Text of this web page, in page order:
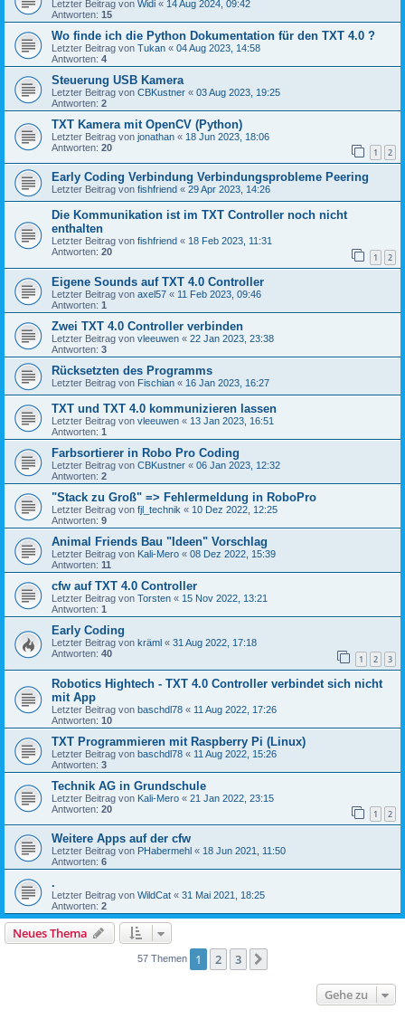
Letzter Beitrag von Widi « 14 Aug 2024, 09:42
Antworten: 15
Wo finde ich die Python Dokumentation für den TXT 4.0 ?
Letzter Beitrag von Tukan « 04 Aug 2023, 14:58
Antworten: 4
Steuerung USB Kamera
Letzter Beitrag von CBKustner « 03 Aug 2023, 19:25
Antworten: 2
TXT Kamera mit OpenCV (Python)
Letzter Beitrag von jonathan « 18 Jun 2023, 18:06
Antworten: 20 1 2
Early Coding Verbindung Verbindungsprobleme Peering
Letzter Beitrag von fishfriend « 29 Apr 2023, 14:26
Die Kommunikation ist im TXT Controller noch nicht
enthalten
Letzter Beitrag von fishfriend « 18 Feb 2023, 11:31
Antworten: 20 1 2
Eigene Sounds auf TXT 4.0 Controller
Letzter Beitrag von axel57 « 11 Feb 2023, 09:46
Antworten: 1
Zwei TXT 4.0 Controller verbinden
Letzter Beitrag von vleeuwen « 22 Jan 2023, 23:38
Antworten: 3
Rücksetzten des Programms
Letzter Beitrag von Fischian « 16 Jan 2023, 16:27
TXT und TXT 4.0 kommunizieren lassen
Letzter Beitrag von vleeuwen « 13 Jan 2023, 16:51
Antworten: 1
Farbsortierer in Robo Pro Coding
Letzter Beitrag von CBKustner « 06 Jan 2023, 12:32
Antworten: 2
"Stack zu Groß" => Fehlermeldung in RoboPro
Letzter Beitrag von fjl_technik « 10 Dez 2022, 12:25
Antworten: 9
Animal Friends Bau "Ideen" Vorschlag
Letzter Beitrag von Kali-Mero « 08 Dez 2022, 15:39
Antworten: 11
cfw auf TXT 4.0 Controller
Letzter Beitrag von Torsten « 15 Nov 2022, 13:21
Antworten: 1
Early Coding
Letzter Beitrag von kräml « 31 Aug 2022, 17:18
Antworten: 40 1 2 3
Robotics Hightech - TXT 4.0 Controller verbindet sich nicht
mit App
Letzter Beitrag von baschdl78 « 11 Aug 2022, 17:26
Antworten: 10
TXT Programmieren mit Raspberry Pi (Linux)
Letzter Beitrag von baschdl78 « 11 Aug 2022, 15:26
Antworten: 3
Technik AG in Grundschule
Letzter Beitrag von Kali-Mero « 21 Jan 2022, 23:15
Antworten: 20 1 2
Weitere Apps auf der cfw
Letzter Beitrag von PHabermehl « 18 Jun 2021, 11:50
Antworten: 6
.
Letzter Beitrag von WildCat « 31 Mai 2021, 18:25
Antworten: 2
Neues Thema
57 Themen 1 2 3
Gehe zu